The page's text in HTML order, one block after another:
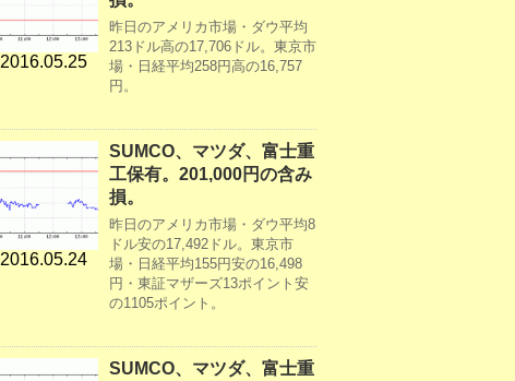
2016.05.25
昨日のアメリカ市場・ダウ平均
213ドル高の17,706ドル。東京市
場・日経平均258円高の16,757
円。
2016.05.24
SUMCO、マツダ、富士重
工保有。201,000円の含み
損。
昨日のアメリカ市場・ダウ平均8
ドル安の17,492ドル。東京市
場・日経平均155円安の16,498
円・東証マザーズ13ポイント安
の1105ポイント。
SUMCO、マツダ、富士重